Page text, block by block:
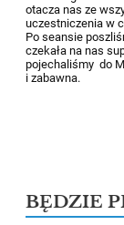
otacza nas ze
uczestniczenia w
Po seansie
czekała na nas
pojechaliśmy do
i zabawna.
BĘDZIE